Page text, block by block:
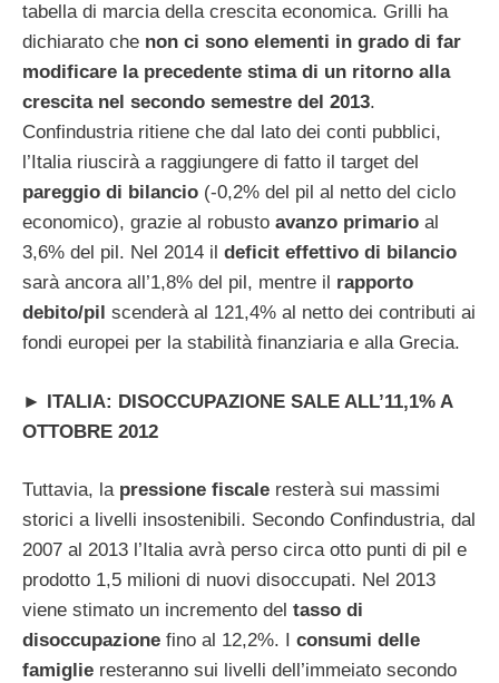
tabella di marcia della crescita economica. Grilli ha
dichiarato che non ci sono elementi in grado di far
modificare la precedente stima di un ritorno alla
crescita nel secondo semestre del 2013.
Confindustria ritiene che dal lato dei conti pubblici,
l’Italia riuscirà a raggiungere di fatto il target del
pareggio di bilancio (-0,2% del pil al netto del ciclo
economico), grazie al robusto avanzo primario al
3,6% del pil. Nel 2014 il deficit effettivo di bilancio
sarà ancora all’1,8% del pil, mentre il rapporto
debito/pil scenderà al 121,4% al netto dei contributi ai
fondi europei per la stabilità finanziaria e alla Grecia.
► ITALIA: DISOCCUPAZIONE SALE ALL’11,1% A
OTTOBRE 2012
Tuttavia, la pressione fiscale resterà sui massimi
storici a livelli insostenibili. Secondo Confindustria, dal
2007 al 2013 l’Italia avrà perso circa otto punti di pil e
prodotto 1,5 milioni di nuovi disoccupati. Nel 2013
viene stimato un incremento del tasso di
disoccupazione fino al 12,2%. I consumi delle
famiglie resteranno sui livelli dell’immeiato secondo